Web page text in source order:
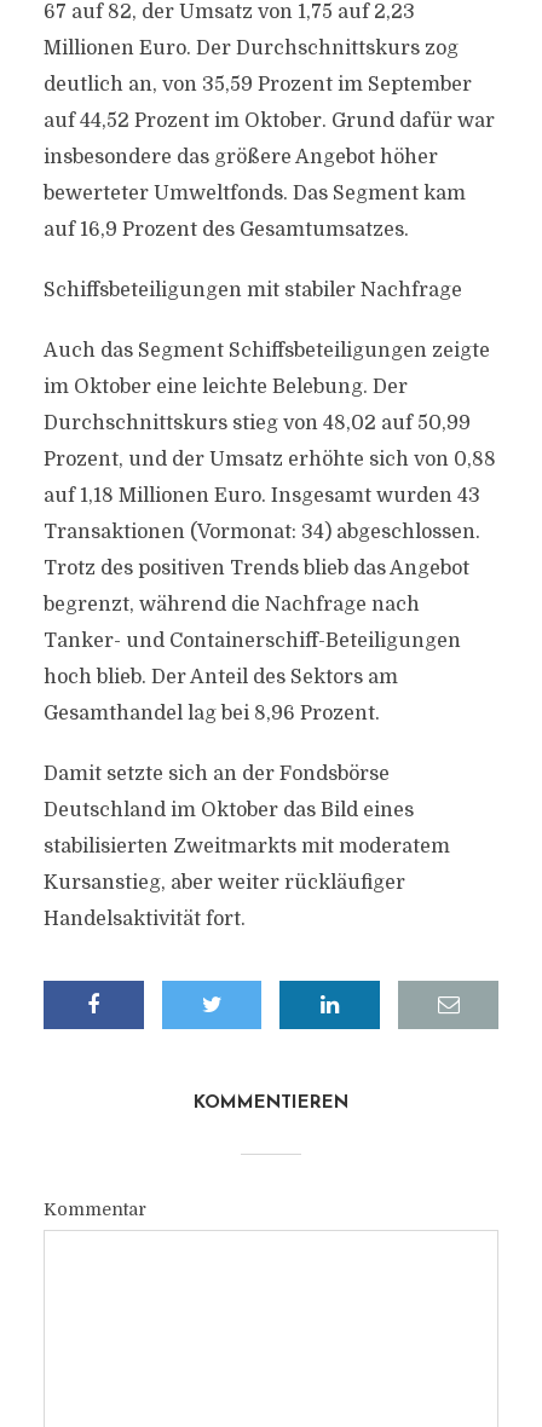
67 auf 82, der Umsatz von 1,75 auf 2,23
Millionen Euro. Der Durchschnittskurs zog
deutlich an, von 35,59 Prozent im September
auf 44,52 Prozent im Oktober. Grund dafür war
insbesondere das größere Angebot höher
bewerteter Umweltfonds. Das Segment kam
auf 16,9 Prozent des Gesamtumsatzes.
Schiffsbeteiligungen mit stabiler Nachfrage
Auch das Segment Schiffsbeteiligungen zeigte
im Oktober eine leichte Belebung. Der
Durchschnittskurs stieg von 48,02 auf 50,99
Prozent, und der Umsatz erhöhte sich von 0,88
auf 1,18 Millionen Euro. Insgesamt wurden 43
Transaktionen (Vormonat: 34) abgeschlossen.
Trotz des positiven Trends blieb das Angebot
begrenzt, während die Nachfrage nach
Tanker- und Containerschiff-Beteiligungen
hoch blieb. Der Anteil des Sektors am
Gesamthandel lag bei 8,96 Prozent.
Damit setzte sich an der Fondsbörse
Deutschland im Oktober das Bild eines
stabilisierten Zweitmarkts mit moderatem
Kursanstieg, aber weiter rückläufiger
Handelsaktivität fort.
KOMMENTIEREN
Kommentar